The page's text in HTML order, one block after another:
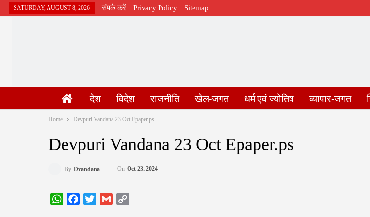
SATURDAY, AUGUST 8, 2026 संपर्क करें Privacy Policy Sitemap
देश विदेश राजनीति खेल-जगत धर्म एवं ज्योतिष व्यापार-जगत
Home Devpuri Vandana 23 Oct Epaper.ps
Devpuri Vandana 23 Oct Epaper.ps
By Dvandana On Oct 23, 2024
WhatsAppFacebook
Twitter Gmail